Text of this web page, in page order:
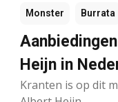
Monster Burrata
Heijn in
Kranten is op dit